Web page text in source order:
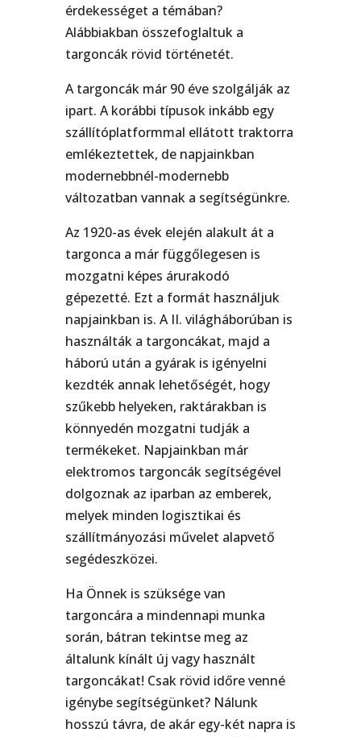
érdekességet a témában?
Alábbiakban összefoglaltuk a
targoncák rövid történetét.
A targoncák már 90 éve szolgálják az
ipart. A korábbi típusok inkább egy
szállítóplatformmal ellátott traktorra
emlékeztettek, de napjainkban
modernebbnél-modernebb
változatban vannak a segítségünkre.
Az 1920-as évek elején alakult át a
targonca a már függőlegesen is
mozgatni képes árurakodó
gépezetté. Ezt a formát használjuk
napjainkban is. A II. világháborúban is
használták a targoncákat, majd a
háború után a gyárak is igényelni
kezdték annak lehetőségét, hogy
szűkebb helyeken, raktárakban is
könnyedén mozgatni tudják a
termékeket. Napjainkban már
elektromos targoncák segítségével
dolgoznak az iparban az emberek,
melyek minden logisztikai és
szállítmányozási művelet alapvető
segédeszközei.
Ha Önnek is szüksége van
targoncára a mindennapi munka
során, bátran tekintse meg az
általunk kínált új vagy használt
targoncákat! Csak rövid időre venné
igénybe segítségünket? Nálunk
hosszú távra, de akár egy-két napra is